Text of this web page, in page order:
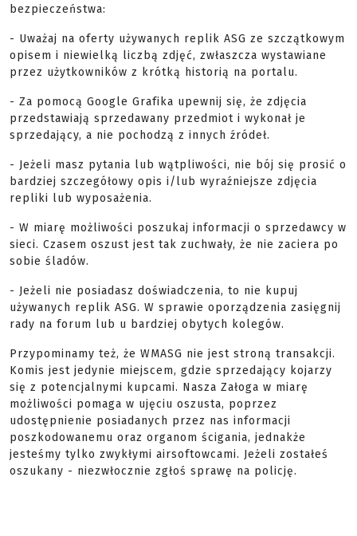
bezpieczeństwa:
- Uważaj na oferty używanych replik ASG ze szczątkowym
opisem i niewielką liczbą zdjęć, zwłaszcza wystawiane
przez użytkowników z krótką historią na portalu.
- Za pomocą Google Grafika upewnij się, że zdjęcia
przedstawiają sprzedawany przedmiot i wykonał je
sprzedający, a nie pochodzą z innych źródeł.
- Jeżeli masz pytania lub wątpliwości, nie bój się prosić o
bardziej szczegółowy opis i/lub wyraźniejsze zdjęcia
repliki lub wyposażenia.
- W miarę możliwości poszukaj informacji o sprzedawcy w
sieci. Czasem oszust jest tak zuchwały, że nie zaciera po
sobie śladów.
- Jeżeli nie posiadasz doświadczenia, to nie kupuj
używanych replik ASG. W sprawie oporządzenia zasięgnij
rady na forum lub u bardziej obytych kolegów.
Przypominamy też, że WMASG nie jest stroną transakcji.
Komis jest jedynie miejscem, gdzie sprzedający kojarzy
się z potencjalnymi kupcami. Nasza Załoga w miarę
możliwości pomaga w ujęciu oszusta, poprzez
udostępnienie posiadanych przez nas informacji
poszkodowanemu oraz organom ścigania, jednakże
jesteśmy tylko zwykłymi airsoftowcami. Jeżeli zostałeś
oszukany - niezwłocznie zgłoś sprawę na policję.